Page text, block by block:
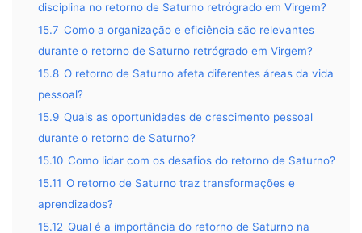
disciplina no retorno de Saturno retrógrado em Virgem?
15.7 Como a organização e eficiência são relevantes
durante o retorno de Saturno retrógrado em Virgem?
15.8 O retorno de Saturno afeta diferentes áreas da vida
pessoal?
15.9 Quais as oportunidades de crescimento pessoal
durante o retorno de Saturno?
15.10 Como lidar com os desafios do retorno de Saturno?
15.11 O retorno de Saturno traz transformações e
aprendizados?
15.12 Qual é a importância do retorno de Saturno na